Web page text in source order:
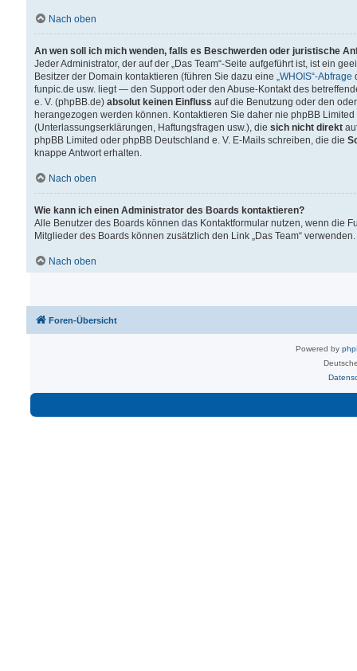
Nach oben
An wen soll ich mich wenden, falls es Beschwerden oder juristische
Jeder Administrator, der auf der „Das Team“-Seite aufgeführt ist, ist ein
Besitzer der Domain kontaktieren (führen Sie dazu eine „WHOIS“-Abfrage
funpic.de usw. liegt — den Support oder den Abuse-Kontakt des
e. V. (phpBB.de) absolut keinen Einfluss auf die Benutzung oder den
herangezogen werden können. Kontaktieren Sie daher nie phpBB
(Unterlassungserklärungen, Haftungsfragen usw.), die sich nicht direkt
phpBB Limited oder phpBB Deutschland e. V. E-Mails schreiben, die die
knappe Antwort erhalten.
Nach oben
Wie kann ich einen Administrator des Boards kontaktieren?
Alle Benutzer des Boards können das Kontaktformular nutzen, wenn die
Mitglieder des Boards können zusätzlich den Link „Das Team“ verwenden.
Nach oben
Foren-Übersicht
Powered by